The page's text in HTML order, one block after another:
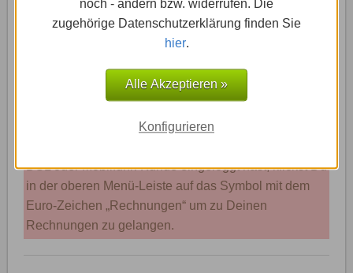
noch - ändern bzw. widerrufen. Die
zugehörige Datenschutzerklärung finden Sie
hier.
Alle Akzeptieren »
Konfigurieren
bei 1&1 bist, kann sich die Art, wie Du Rechnungen
DSL oder Mobilfunk-Kunde eingeloggt hast, klickst Du
in der oberen Menü-Leiste auf das Symbol mit dem
Euro-Zeichen „Rechnungen“ um zu Deinen
Rechnungen zu gelangen.